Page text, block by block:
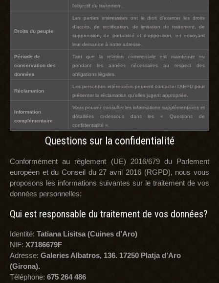
l’objectif du traitement.
Droits du peuple
Les parties intéressées ont le droit d’exercer les droits
d’accès, de rectification, de limitation de traitement, de
suppression, de portabilité et d’opposition, en envoyant
leur demande à notre adresse.
Période de
conservation des
données
Tant que la relation commerciale est maintenue ou
pendant les années nécessaires au respect des
obligations légales.
Réclamation
Les personnes intéressées peuvent contacter l’AEPD pour
présenter la réclamation qu’elles jugent appropriée.
Information
complémentaire
Vous pouvez consulter les informations supplémentaires et
détaillées ci-dessous dans les « Questions de
confidentialité ».
Questions sur la confidentialité
Conformément au règlement (UE) 2016/679 du Parlement
européen et du Conseil du 27 avril 2016 (RGPD), nous vous
proposons les informations suivantes sur le traitement de vos
données personnelles:
Qui est responsable du traitement de vos données?
Identité: Tatiana Lisitsa (Cuines d’Aro)
NIF: X7186679F
Adresse: Galeries Albatros, 136. 17250 Platja d’Aro
(Girona).
Téléphone: 675 264 486